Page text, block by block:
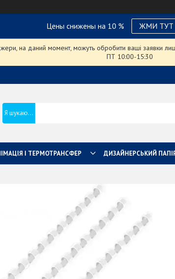
Цены снижены на 10 % ЖМИ ТУТ
на даний момент, можуть обробити ваші заявки
ПТ 10:00-15:30
І ТЕРМОТРАНСФЕР ДИЗАЙНЕРСЬКИЙ